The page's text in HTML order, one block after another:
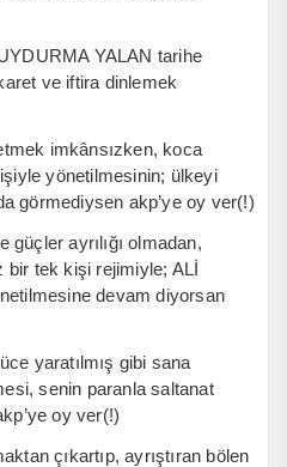
YALAN tarihe
ve iftira dinlemek
imkânsızken, koca
yönetilmesinin; ülkeyi
görmediysen akp’ye oy ver(!)
güçler ayrılığı olmadan,
bir tek kişi rejimiyle; ALİ
devam diyorsan
yaratılmış gibi sana
senin paranla saltanat
oy ver(!)
çıkartıp, ayrıştıran bölen